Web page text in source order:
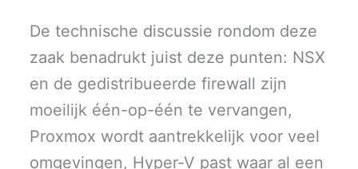
De technische discussie rondom deze
zaak benadrukt juist deze punten: NSX
en de gedistribueerde firewall zijn
moeilijk één-op-één te vervangen,
Proxmox wordt aantrekkelijk voor veel
omgevingen, Hyper-V past waar al een